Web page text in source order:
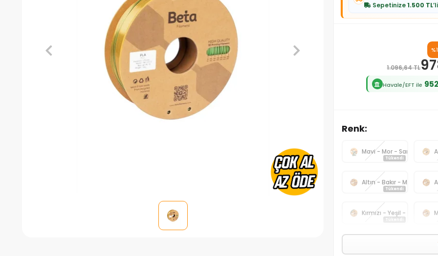
Sepetinize1.500 TL
1.096,64 TL
Havale/EFT ile
Renk:
Mavi - Mor - Sarı
Tükendi
Altın - Bakır - Mor
Tükendi
Kırmızı - Yeşil - Mavi
Tükendi